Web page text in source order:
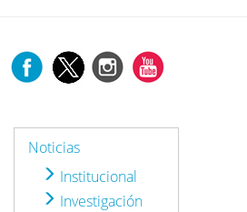
Noticias
Institucional
Investigación